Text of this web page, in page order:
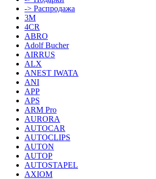
-> Распродажа
3M
4CR
ABRO
Adolf Bucher
AIRRUS
ALX
ANEST IWATA
ANI
APP
APS
ARM Pro
AURORA
AUTOCAR
AUTOCLIPS
AUTON
AUTOP
AUTOSTAPEL
AXIOM